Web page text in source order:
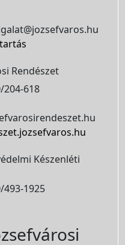
Rendészet
204-618
Készenléti
493-1925